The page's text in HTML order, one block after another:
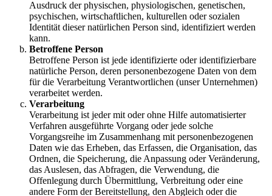
Ausdruck der physischen, physiologischen, genetischen,
psychischen, wirtschaftlichen, kulturellen oder sozialen
Identität dieser natürlichen Person sind, identifiziert werden
kann.
Betroffene Person
Betroffene Person ist jede identifizierte oder identifizierbare
natürliche Person, deren personenbezogene Daten von dem
für die Verarbeitung Verantwortlichen (unser Unternehmen)
verarbeitet werden.
Verarbeitung
Verarbeitung ist jeder mit oder ohne Hilfe automatisierter
Verfahren ausgeführte Vorgang oder jede solche
Vorgangsreihe im Zusammenhang mit personenbezogenen
Daten wie das Erheben, das Erfassen, die Organisation, das
Ordnen, die Speicherung, die Anpassung oder Veränderung,
das Auslesen, das Abfragen, die Verwendung, die
Offenlegung durch Übermittlung, Verbreitung oder eine
andere Form der Bereitstellung, den Abgleich oder die